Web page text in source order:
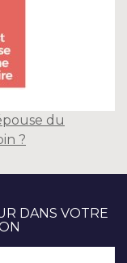
du
?
DANS VOTRE